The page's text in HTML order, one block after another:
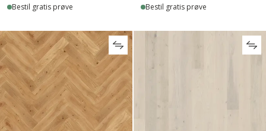
Bestil gratis prøve
Bestil gratis prøve